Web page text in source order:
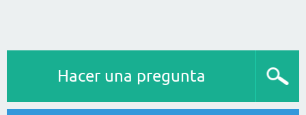
Hacer una pregunta